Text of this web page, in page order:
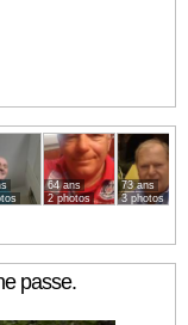
64 ans
2 photos
73 ans
3 photos
passe.